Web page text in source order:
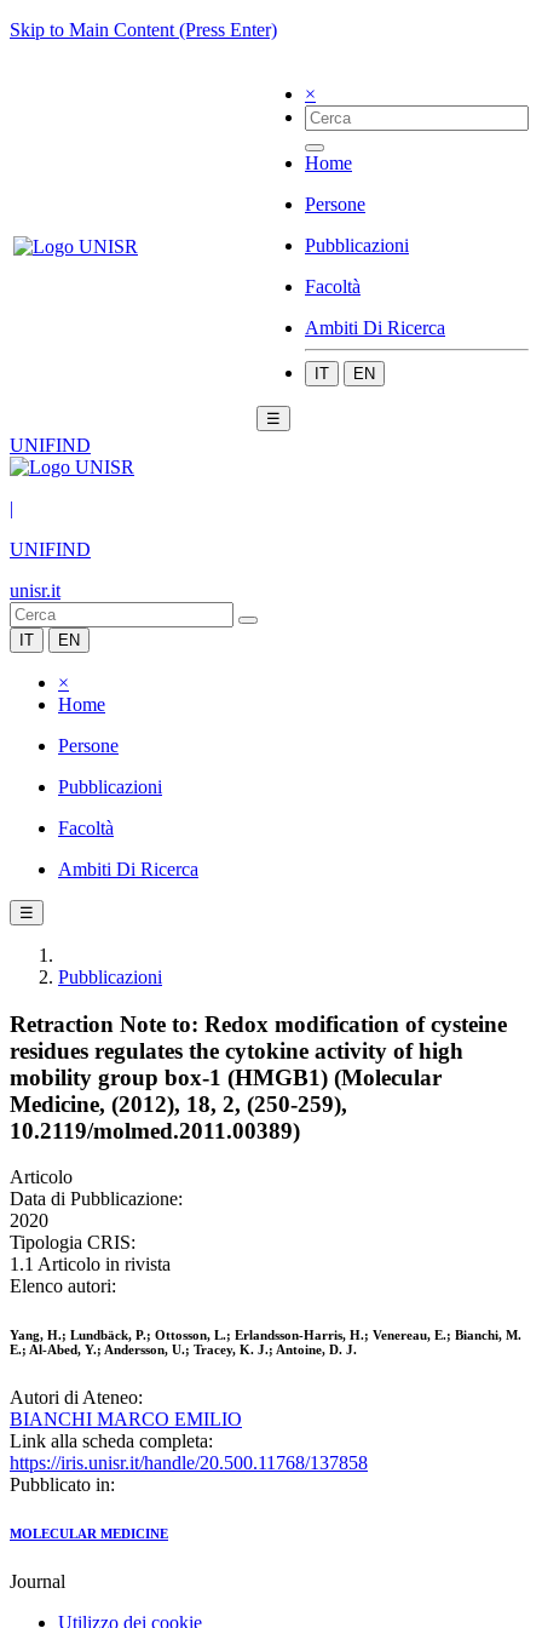
Skip to Main Content (Press Enter)
×
Home
Persone
Pubblicazioni
Facoltà
Ambiti Di Ricerca
IT EN
☰
UNIFIND
|
UNIFIND
unisr.it
IT EN
×
Home
Persone
Pubblicazioni
Facoltà
Ambiti Di Ricerca
☰
Pubblicazioni
Retraction Note to: Redox modification of cysteine
residues regulates the cytokine activity of high
mobility group box-1 (HMGB1) (Molecular
Medicine, (2012), 18, 2, (250-259),
10.2119/molmed.2011.00389)
Articolo
Data di Pubblicazione:
2020
Tipologia CRIS:
1.1 Articolo in rivista
Elenco autori:
Yang, H.; Lundbäck, P.; Ottosson, L.; Erlandsson-Harris, H.; Venereau, E.; Bianchi, M.
E.; Al-Abed, Y.; Andersson, U.; Tracey, K. J.; Antoine, D. J.
Autori di Ateneo:
BIANCHI MARCO EMILIO
Link alla scheda completa:
https://iris.unisr.it/handle/20.500.11768/137858
Pubblicato in:
MOLECULAR MEDICINE
Journal
Utilizzo dei cookie